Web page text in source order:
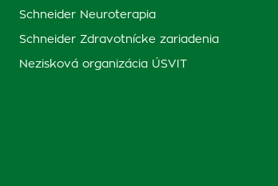
Schneider Neuroterapia
Schneider Zdravotnícke zariadenia
Nezisková organizácia ÚSVIT